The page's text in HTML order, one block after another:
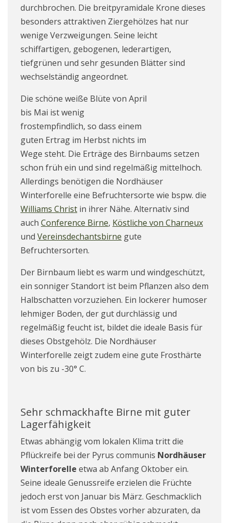
durchbrochen. Die breitpyramidale Krone dieses
besonders attraktiven Ziergehölzes hat nur
wenige Verzweigungen. Seine leicht
schiffartigen, gebogenen, lederartigen,
tiefgrünen und sehr gesunden Blätter sind
wechselständig angeordnet.
Die schöne weiße Blüte von April
bis Mai ist wenig
frostempfindlich, so dass einem
guten Ertrag im Herbst nichts im
Wege steht. Die Erträge des Birnbaums setzen
schon früh ein und sind regelmäßig mittelhoch.
Allerdings benötigen die Nordhäuser
Winterforelle eine Befruchtersorte wie bspw. die
Williams Christ in ihrer Nähe. Alternativ sind
auch Conference Birne, Köstliche von Charneux
und Vereinsdechantsbirne gute
Befruchtersorten.
Der Birnbaum liebt es warm und windgeschützt,
ein sonniger Standort ist beim Pflanzen also dem
Halbschatten vorzuziehen. Ein lockerer humoser
lehmiger Boden, der gut durchlässig und
regelmäßig feucht ist, bildet die ideale Basis für
dieses Obstgehölz. Die Nordhäuser
Winterforelle zeigt zudem eine gute Frosthärte
von bis zu -30° C.
Sehr schmackhafte Birne mit guter
Lagerfähigkeit
Etwas abhängig vom lokalen Klima tritt die
Pflückreife bei der Pyrus communis Nordhäuser
Winterforelle etwa ab Anfang Oktober ein.
Seine ideale Genussreife erzielen die Früchte
jedoch erst von Januar bis März. Geschmacklich
ist vom Essen des Obstes vorher abzuraten, da